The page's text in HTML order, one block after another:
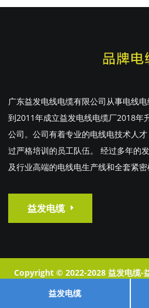
广东益发电线电缆有限公司从事电线
到2011年成立益发电线电缆厂2018年
公司。公司有着专业的电线电技术人
过严格培训的员工队伍。 经过多年的
及行业高端的电线电生产线和全套紧
益发电缆
Copyright © 2022-2028 益发电缆-
益发电缆